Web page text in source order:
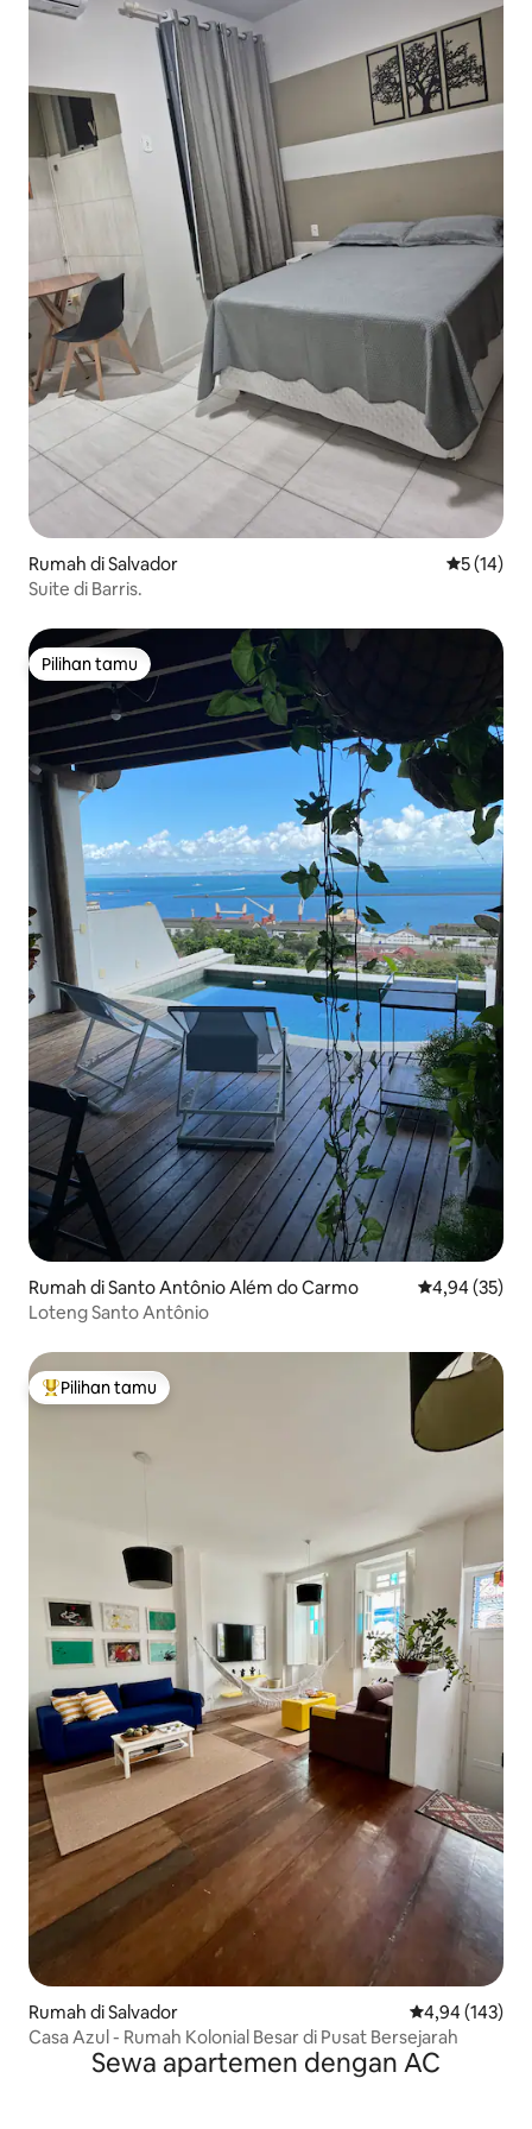
Rumah di Salvador Nilai rata-
5 (14)
Suite di Barris.
Pilihan tamu
Pilihan tamu
Rumah di Santo Antônio Além do Carmo Nilai rata-rata
4,94 (35)
Loteng Santo Antônio
Pilihan tamu terpopuler
Pilihan tamu
Rumah di Salvador Nilai rata-rata
4,94 (143)
Casa Azul - Rumah Kolonial Besar di Pusat Bersejarah
Sewa apartemen dengan AC